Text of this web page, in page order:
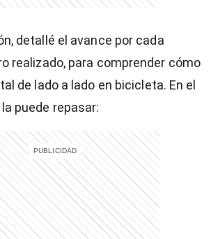
detallé el avance por cada
realizado, para comprender cómo
de lado a lado en bicicleta. En el
puede repasar: